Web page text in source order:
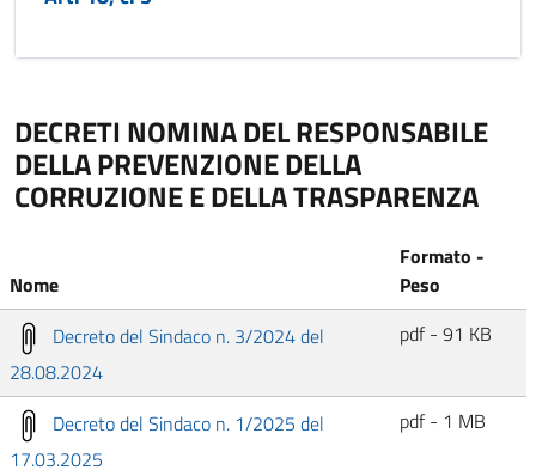
DECRETI NOMINA DEL RESPONSABILE
DELLA PREVENZIONE DELLA
CORRUZIONE E DELLA TRASPARENZA
Nome
Formato -
Peso
Decreto del Sindaco n. 3/2024 del
28.08.2024
pdf - 91 KB
Decreto del Sindaco n. 1/2025 del
17.03.2025
pdf - 1 MB